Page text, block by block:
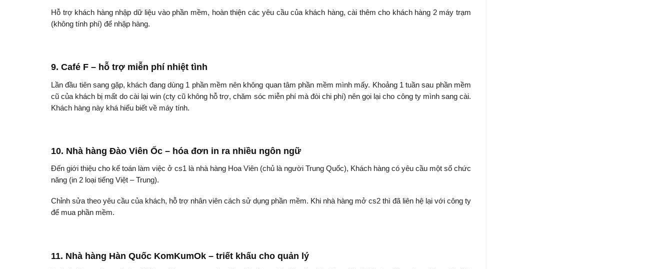
Hỗ trợ khách hàng nhập dữ liệu vào phần mềm, hoàn thiện các yêu cầu của khách hàng, cài thêm cho khách hàng 2 máy trạm
(không tính phí) để nhập hàng.
9. Café F – hỗ trợ miễn phí nhiệt tình
Lần đầu tiên sang gặp, khách đang dùng 1 phần mềm nên không quan tâm phần mềm mình mấy. Khoảng 1 tuần sau phần mềm
cũ của khách bị mất do cài lại win (cty cũ không hỗ trợ, chăm sóc miễn phí mà đòi chi phí) nên gọi lại cho công ty mình sang cài.
Khách hàng này khá hiểu biết về máy tính.
10. Nhà hàng Đào Viên Ốc – hóa đơn in ra nhiều ngôn ngữ
Đến giới thiệu cho kế toán làm việc ở cs1 là nhà hàng Hoa Viên (chủ là người Trung Quốc), Khách hàng có yêu cầu một số chức
năng (in 2 loại tiếng Việt – Trung).
Chỉnh sửa theo yêu cầu của khách, hỗ trợ nhân viên cách sử dụng phần mềm. Khi nhà hàng mở cs2 thì đã liên hệ lại với công ty
để mua phần mềm.
11. Nhà hàng Hàn Quốc KomKumOk – triết khấu cho quản lý